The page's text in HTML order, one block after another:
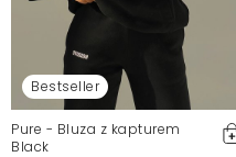
Bestseller
Pure - Bluza z kapturem
Black